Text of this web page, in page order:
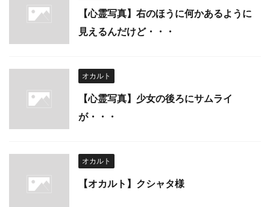
【心霊写真】右のほうに何かあるように
見えるんだけど・・・
オカルト
【心霊写真】少女の後ろにサムライ
が・・・
オカルト
【オカルト】クシャタ様